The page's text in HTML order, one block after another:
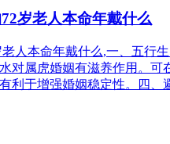
岁老人本命年戴什么
人本命年戴什么,一、五行
对属虎婚姻有滋养作用。
利于增强婚姻稳定性。四